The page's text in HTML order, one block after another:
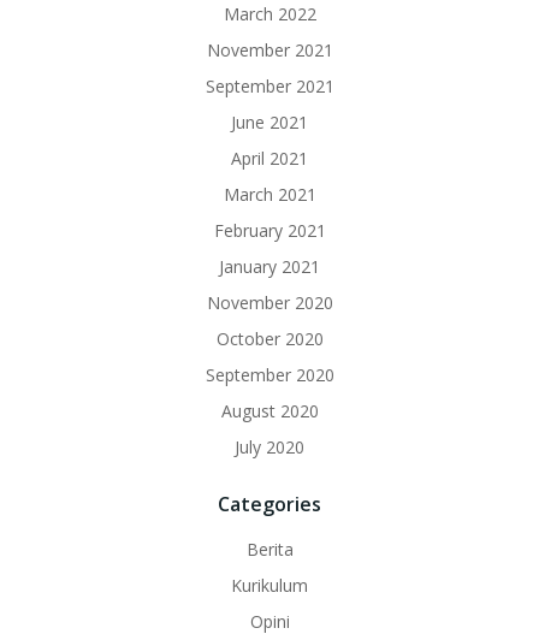
March 2022
November 2021
September 2021
June 2021
April 2021
March 2021
February 2021
January 2021
November 2020
October 2020
September 2020
August 2020
July 2020
Categories
Berita
Kurikulum
Opini